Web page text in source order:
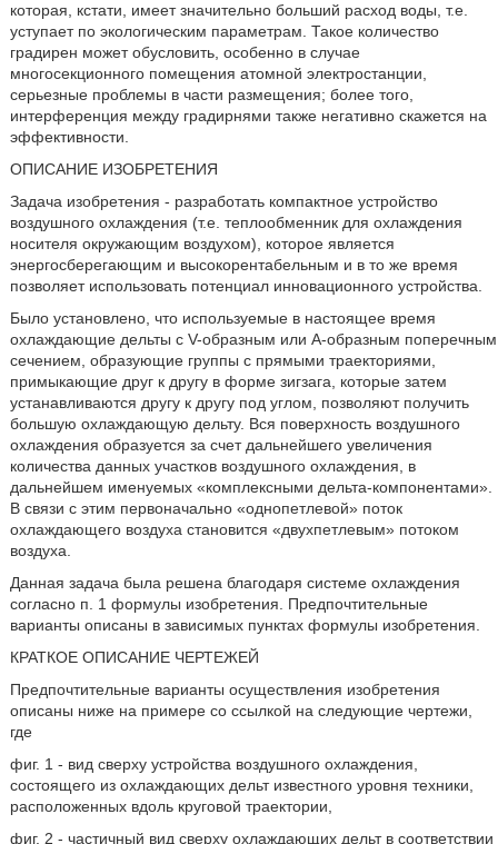
которая, кстати, имеет значительно больший расход воды, т.е.
уступает по экологическим параметрам. Такое количество
градирен может обусловить, особенно в случае
многосекционного помещения атомной электростанции,
серьезные проблемы в части размещения; более того,
интерференция между градирнями также негативно скажется на
эффективности.
ОПИСАНИЕ ИЗОБРЕТЕНИЯ
Задача изобретения - разработать компактное устройство
воздушного охлаждения (т.е. теплообменник для охлаждения
носителя окружающим воздухом), которое является
энергосберегающим и высокорентабельным и в то же время
позволяет использовать потенциал инновационного устройства.
Было установлено, что используемые в настоящее время
охлаждающие дельты с V-образным или А-образным поперечным
сечением, образующие группы с прямыми траекториями,
примыкающие друг к другу в форме зигзага, которые затем
устанавливаются другу к другу под углом, позволяют получить
большую охлаждающую дельту. Вся поверхность воздушного
охлаждения образуется за счет дальнейшего увеличения
количества данных участков воздушного охлаждения, в
дальнейшем именуемых «комплексными дельта-компонентами».
В связи с этим первоначально «однопетлевой» поток
охлаждающего воздуха становится «двухпетлевым» потоком
воздуха.
Данная задача была решена благодаря системе охлаждения
согласно п. 1 формулы изобретения. Предпочтительные
варианты описаны в зависимых пунктах формулы изобретения.
КРАТКОЕ ОПИСАНИЕ ЧЕРТЕЖЕЙ
Предпочтительные варианты осуществления изобретения
описаны ниже на примере со ссылкой на следующие чертежи,
где
фиг. 1 - вид сверху устройства воздушного охлаждения,
состоящего из охлаждающих дельт известного уровня техники,
расположенных вдоль круговой траектории,
фиг. 2 - частичный вид сверху охлаждающих дельт в соответствии